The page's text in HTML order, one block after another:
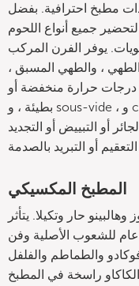
مطبخ احترافية. بفضل
جميع أنواع اللحوم
يوفر الفرن المركب
، والطهي المسبق ،
درجات حرارة منخفضة أو
بطيئة ، و sous-vide ، و confit ، والتدخين ، والتجفيف ، والشوي ،
أو التبييض أو التجديد
المطبخ المكسيكي
حار وتكيلا. يتأثر
للشعوب الأصلية وفن
والطماطم والفلفل
الكاكاو راسخة في المطبخ